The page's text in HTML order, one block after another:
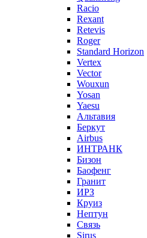
Racio
Rexant
Retevis
Roger
Standard Horizon
Vertex
Vector
Wouxun
Yosan
Yaesu
Альтавия
Беркут
Airbus
ИНТРАНК
Бизон
Баофенг
Гранит
ИРЗ
Круиз
Нептун
Связь
Sirus